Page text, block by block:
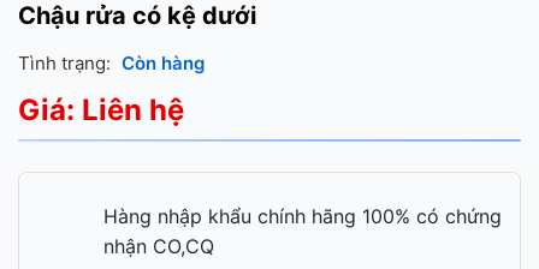
Chậu rửa có kệ dưới
Tình trạng: Còn hàng
Giá: Liên hệ
Hàng nhập khẩu chính hãng 100% có chứng
nhận CO,CQ